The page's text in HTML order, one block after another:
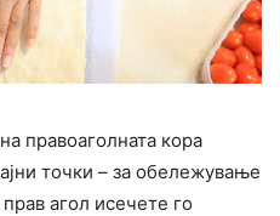
правоаголната кора
точки – за обележување
агол исечете го